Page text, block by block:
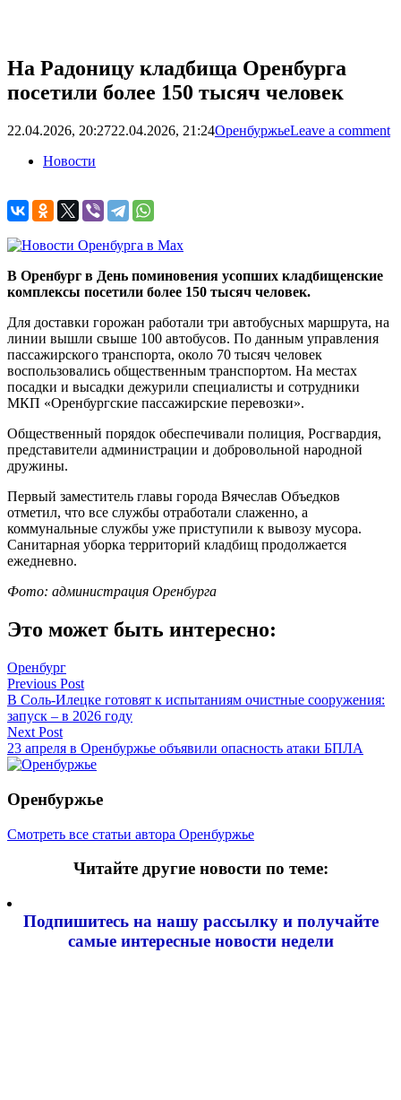
На Радоницу кладбища Оренбурга
посетили более 150 тысяч человек
22.04.2026, 20:2722.04.2026, 21:24ОренбуржьеLeave a comment
Новости
В Оренбург в День поминовения усопших кладбищенские
комплексы посетили более 150 тысяч человек.
Для доставки горожан работали три автобусных маршрута, на
линии вышли свыше 100 автобусов. По данным управления
пассажирского транспорта, около 70 тысяч человек
воспользовались общественным транспортом. На местах
посадки и высадки дежурили специалисты и сотрудники
МКП «Оренбургские пассажирские перевозки».
Общественный порядок обеспечивали полиция, Росгвардия,
представители администрации и добровольной народной
дружины.
Первый заместитель главы города Вячеслав Объедков
отметил, что все службы отработали слаженно, а
коммунальные службы уже приступили к вывозу мусора.
Санитарная уборка территорий кладбищ продолжается
ежедневно.
Фото: администрация Оренбурга
Это может быть интересно:
Оренбург
Навигация
по
записям
Previous Post
В Соль-Илецке готовят к испытаниям очистные сооружения:
запуск – в 2026 году
Next Post
23 апреля в Оренбуржье объявили опасность атаки БПЛА
Оренбуржье
Смотреть все статьи автора Оренбуржье
Читайте другие новости по теме:
Подпишитесь на нашу рассылку и получайте
самые интересные новости недели